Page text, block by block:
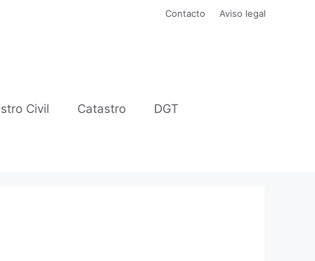
Contacto Aviso legal
Civil Catastro DGT